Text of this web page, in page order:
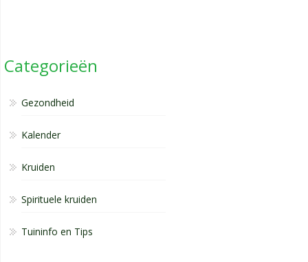
Categorieën
Gezondheid
Kalender
Kruiden
Spirituele kruiden
Tuininfo en Tips